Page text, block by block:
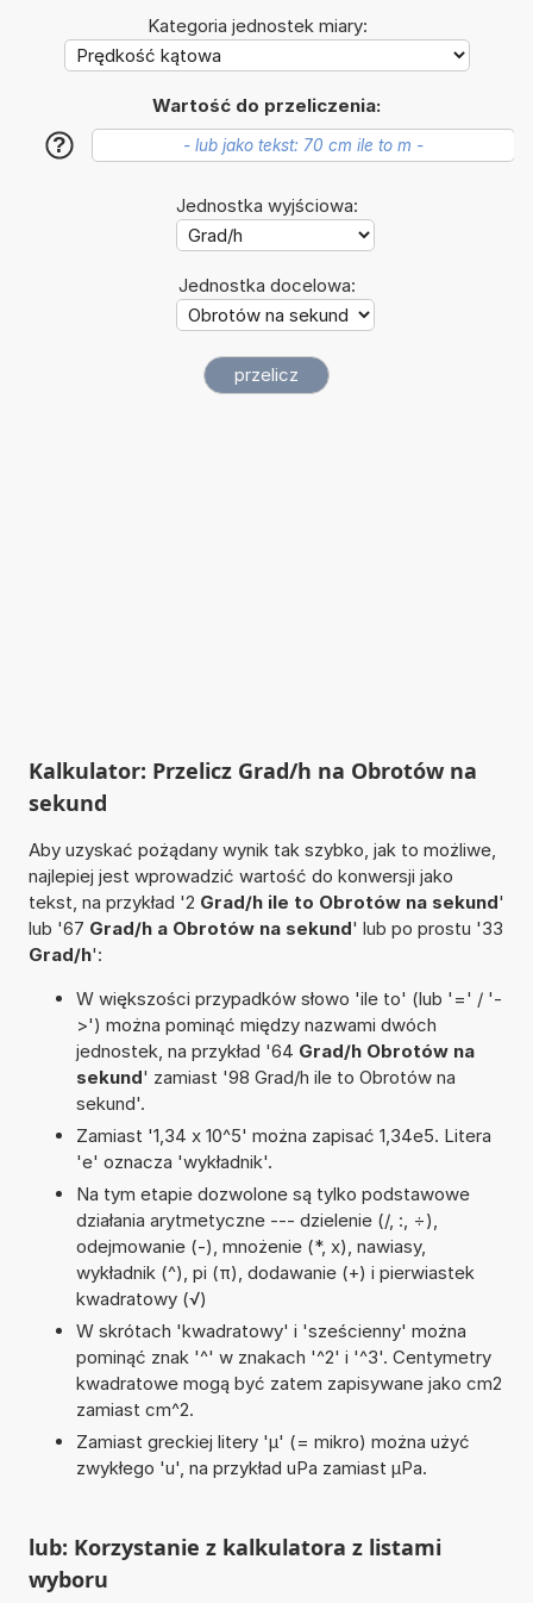
Kategoria jednostek miary:
Wartość do przeliczenia:
?
Jednostka wyjściowa:
Jednostka docelowa:
Kalkulator: Przelicz Grad/h na Obrotów na
sekund
Aby uzyskać pożądany wynik tak szybko, jak to możliwe,
najlepiej jest wprowadzić wartość do konwersji jako
tekst, na przykład '2 Grad/h ile to Obrotów na sekund'
lub '67 Grad/h a Obrotów na sekund' lub po prostu '33
Grad/h':
W większości przypadków słowo 'ile to' (lub '=' / '-
>') można pominąć między nazwami dwóch
jednostek, na przykład '64 Grad/h Obrotów na
sekund' zamiast '98 Grad/h ile to Obrotów na
sekund'.
Zamiast '1,34 x 10^5' można zapisać 1,34e5. Litera
'e' oznacza 'wykładnik'.
Na tym etapie dozwolone są tylko podstawowe
działania arytmetyczne --- dzielenie (/, :, ÷),
odejmowanie (-), mnożenie (*, x), nawiasy,
wykładnik (^), pi (π), dodawanie (+) i pierwiastek
kwadratowy (√)
W skrótach 'kwadratowy' i 'sześcienny' można
pominąć znak '^' w znakach '^2' i '^3'. Centymetry
kwadratowe mogą być zatem zapisywane jako cm2
zamiast cm^2.
Zamiast greckiej litery 'µ' (= mikro) można użyć
zwykłego 'u', na przykład uPa zamiast µPa.
lub: Korzystanie z kalkulatora z listami
wyboru